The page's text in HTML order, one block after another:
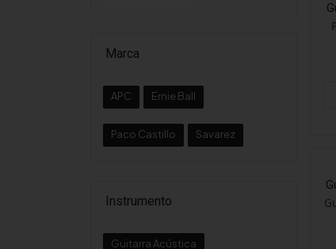
Marca
APC Ernie Ball
Paco Castillo Savarez
Instrumento
Guitarra Acústica